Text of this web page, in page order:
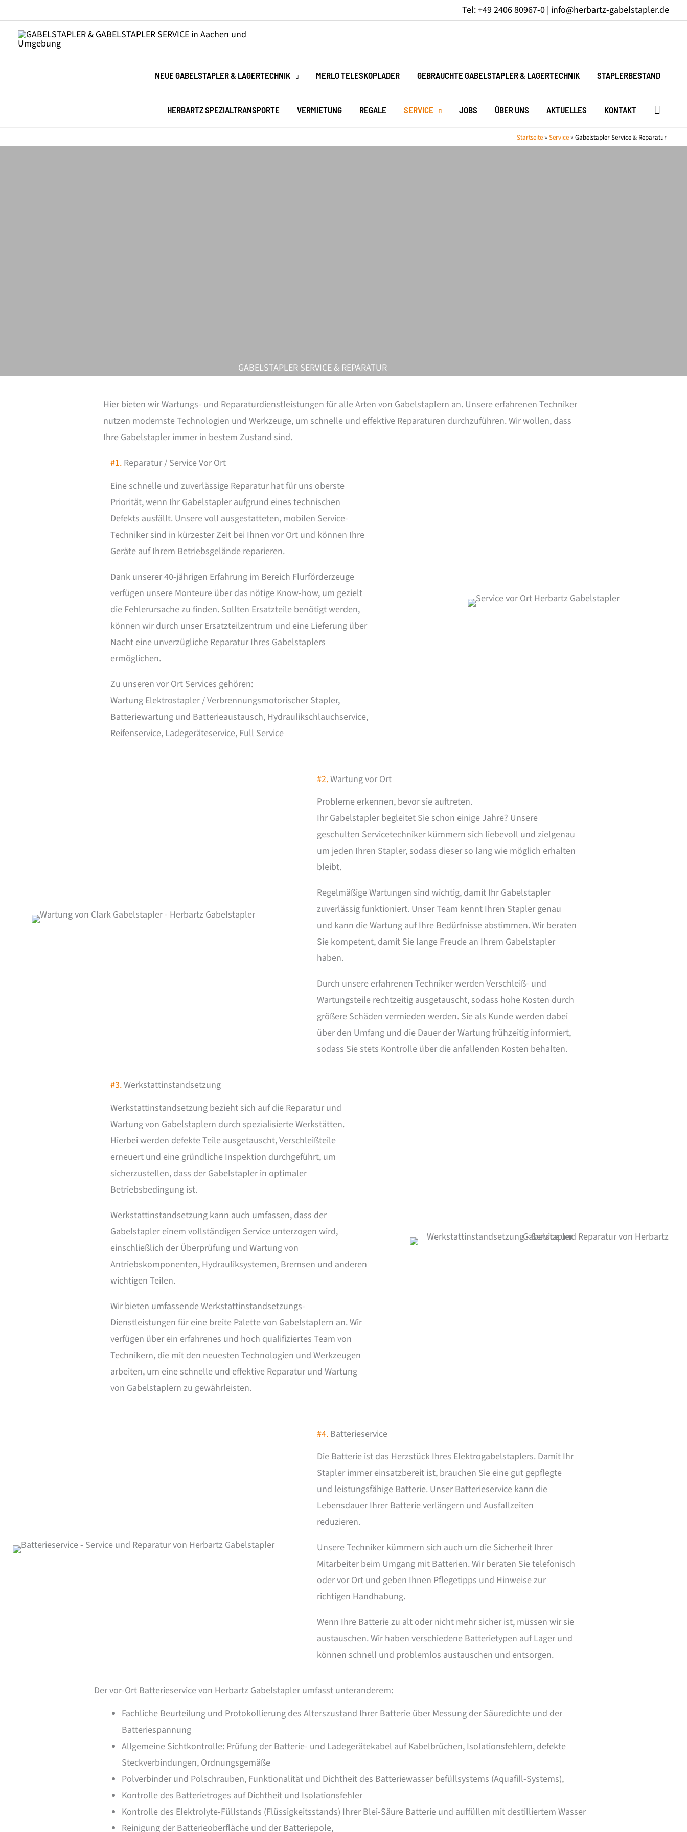
Inhalt
springen
Tel: +49 2406 80967-0 | info@herbartz-gabelstapler.de
NEUE GABELSTAPLER & LAGERTECHNIK MERLO TELESKOPLADER GEBRAUCHTE GABELSTAPLER & LAGERTECHNIK STAPLERBESTAND
HERBARTZ SPEZIALTRANSPORTE VERMIETUNG REGALE SERVICE JOBS ÜBER UNS AKTUELLES KONTAKT
Startseite» Service» Gabelstapler Service & Reparatur
GABELSTAPLER SERVICE & REPARATUR
Hier bieten wir Wartungs- und Reparaturdienstleistungen für alle Arten von Gabelstaplern an. Unsere erfahrenen Techniker
nutzen modernste Technologien und Werkzeuge, um schnelle und effektive Reparaturen durchzuführen. Wir wollen, dass
Ihre Gabelstapler immer in bestem Zustand sind.
#1. Reparatur / Service Vor Ort
Eine schnelle und zuverlässige Reparatur hat für uns oberste
Priorität, wenn Ihr Gabelstapler aufgrund eines technischen
Defekts ausfällt. Unsere voll ausgestatteten, mobilen Service-
Techniker sind in kürzester Zeit bei Ihnen vor Ort und können Ihre
Geräte auf Ihrem Betriebsgelände reparieren.
Dank unserer 40-jährigen Erfahrung im Bereich Flurförderzeuge
verfügen unsere Monteure über das nötige Know-how, um gezielt
die Fehlerursache zu finden. Sollten Ersatzteile benötigt werden,
können wir durch unser Ersatzteilzentrum und eine Lieferung über
Nacht eine unverzügliche Reparatur Ihres Gabelstaplers
ermöglichen.
Zu unseren vor Ort Services gehören:
Wartung Elektrostapler / Verbrennungsmotorischer Stapler,
Batteriewartung und Batterieaustausch, Hydraulikschlauchservice,
Reifenservice, Ladegeräteservice, Full Service
#2.Wartung vor Ort
Probleme erkennen, bevor sie auftreten.
Ihr Gabelstapler begleitet Sie schon einige Jahre? Unsere
geschulten Servicetechniker kümmern sich liebevoll und zielgenau
um jeden Ihren Stapler, sodass dieser so lang wie möglich erhalten
bleibt.
Regelmäßige Wartungen sind wichtig, damit Ihr Gabelstapler
zuverlässig funktioniert. Unser Team kennt Ihren Stapler genau
und kann die Wartung auf Ihre Bedürfnisse abstimmen. Wir beraten
Sie kompetent, damit Sie lange Freude an Ihrem Gabelstapler
haben.
Durch unsere erfahrenen Techniker werden Verschleiß- und
Wartungsteile rechtzeitig ausgetauscht, sodass hohe Kosten durch
größere Schäden vermieden werden. Sie als Kunde werden dabei
über den Umfang und die Dauer der Wartung frühzeitig informiert,
sodass Sie stets Kontrolle über die anfallenden Kosten behalten.
#3.Werkstattinstandsetzung
Werkstattinstandsetzung bezieht sich auf die Reparatur und
Wartung von Gabelstaplern durch spezialisierte Werkstätten.
Hierbei werden defekte Teile ausgetauscht, Verschleißteile
erneuert und eine gründliche Inspektion durchgeführt, um
sicherzustellen, dass der Gabelstapler in optimaler
Betriebsbedingung ist.
Werkstattinstandsetzung kann auch umfassen, dass der
Gabelstapler einem vollständigen Service unterzogen wird,
einschließlich der Überprüfung und Wartung von
Antriebskomponenten, Hydrauliksystemen, Bremsen und anderen
wichtigen Teilen.
Wir bieten umfassende Werkstattinstandsetzungs-
Dienstleistungen für eine breite Palette von Gabelstaplern an. Wir
verfügen über ein erfahrenes und hoch qualifiziertes Team von
Technikern, die mit den neuesten Technologien und Werkzeugen
arbeiten, um eine schnelle und effektive Reparatur und Wartung
von Gabelstaplern zu gewährleisten.
#4. Batterieservice
Die Batterie ist das Herzstück Ihres Elektrogabelstaplers. Damit Ihr
Stapler immer einsatzbereit ist, brauchen Sie eine gut gepflegte
und leistungsfähige Batterie. Unser Batterieservice kann die
Lebensdauer Ihrer Batterie verlängern und Ausfallzeiten
reduzieren.
Unsere Techniker kümmern sich auch um die Sicherheit Ihrer
Mitarbeiter beim Umgang mit Batterien. Wir beraten Sie telefonisch
oder vor Ort und geben Ihnen Pflegetipps und Hinweise zur
richtigen Handhabung.
Wenn Ihre Batterie zu alt oder nicht mehr sicher ist, müssen wir sie
austauschen. Wir haben verschiedene Batterietypen auf Lager und
können schnell und problemlos austauschen und entsorgen.
Der vor-Ort Batterieservice von Herbartz Gabelstapler umfasst unteranderem:
Fachliche Beurteilung und Protokollierung des Alterszustand Ihrer Batterie über Messung der Säuredichte und der
Batteriespannung
Allgemeine Sichtkontrolle: Prüfung der Batterie- und Ladegerätekabel auf Kabelbrüchen, Isolationsfehlern, defekte
Steckverbindungen, Ordnungsgemäße
Polverbinder und Polschrauben, Funktionalität und Dichtheit des Batteriewasser befüllsystems (Aquafill-Systems),
Kontrolle des Batterietroges auf Dichtheit und Isolationsfehler
Kontrolle des Elektrolyte-Füllstands (Flüssigkeitsstands) Ihrer Blei-Säure Batterie und auffüllen mit destilliertem Wasser
Reinigung der Batterieoberfläche und der Batteriepole,